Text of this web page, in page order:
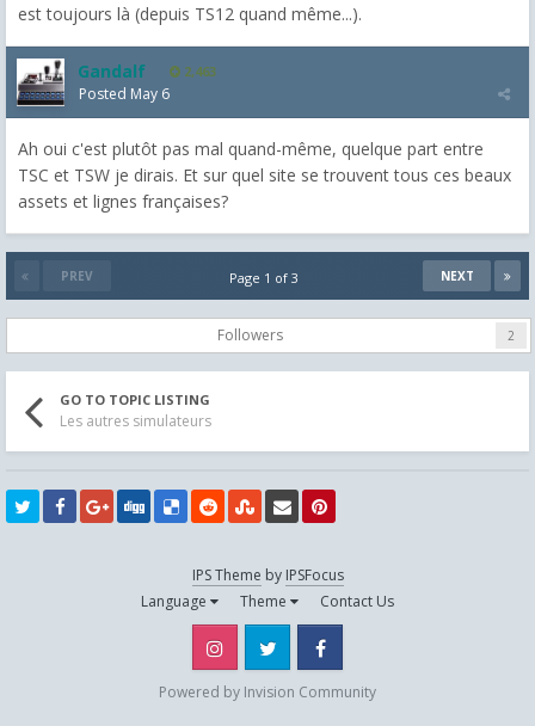
est toujours là (depuis TS12 quand même...).
Gandalf 2,463
Posted May 6
Ah oui c'est plutôt pas mal quand-même, quelque part entre
TSC et TSW je dirais. Et sur quel site se trouvent tous ces beaux
assets et lignes françaises?
PREV NEXT
Page 1 of 3
Followers 2
GO TO TOPIC LISTING
Les autres simulateurs
IPS Theme by IPSFocus
Language
Theme Contact Us
Instagram Twitter
Powered by Invision Community